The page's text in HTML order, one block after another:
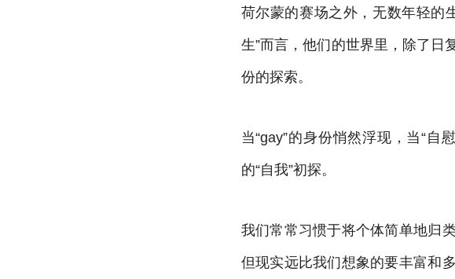
荷尔蒙的赛场之外，无数年轻的
生”而言，他们的世界里，除了日
份的探索。
当“gay”的身份悄然浮现，当“自
的“自我”初探。
我们常常习惯于将个体简单地归
但现实远比我们想象的要丰富和